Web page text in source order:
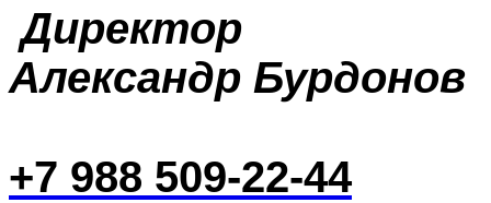
Директор
Александр Бурдонов
+7 988 509-22-44